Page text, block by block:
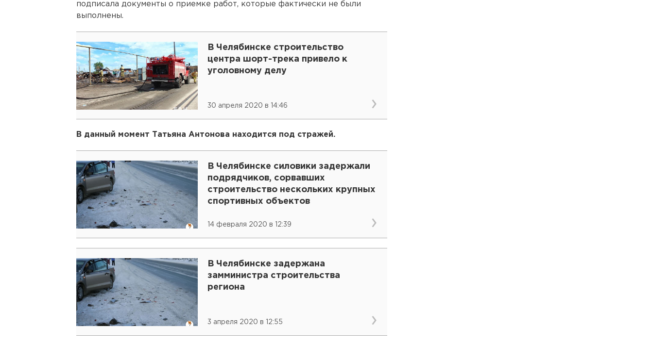
подписала документы о приемке работ, которые фактически не были
выполнены.
В Челябинске строительство
центра шорт-трека привело к
уголовному делу
30 апреля 2020 в 14:46
В данный момент Татьяна Антонова находится под стражей.
В Челябинске силовики задержали
подрядчиков, сорвавших
строительство нескольких крупных
спортивных объектов
14 февраля 2020 в 12:39
В Челябинске задержана
замминистра строительства
региона
3 апреля 2020 в 12:55